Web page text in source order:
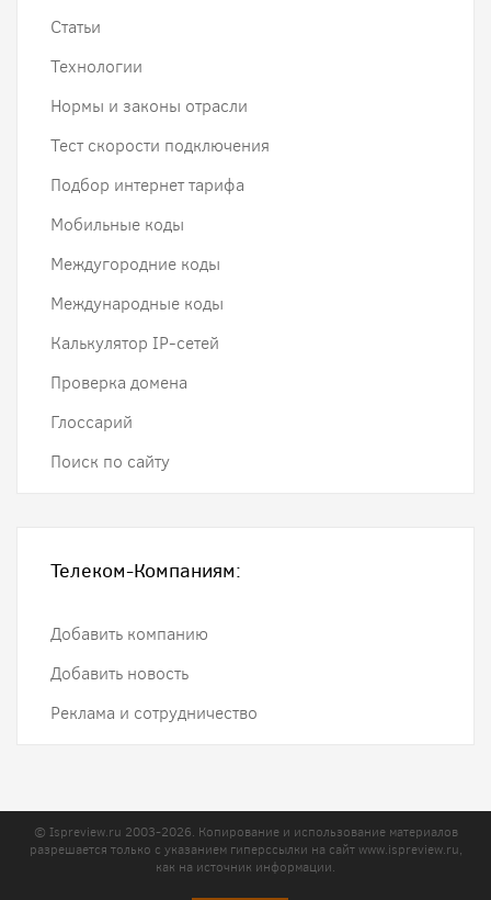
Статьи
Технологии
Нормы и законы отрасли
Тест скорости подключения
Подбор интернет тарифа
Мобильные коды
Междугородние коды
Международные коды
Калькулятор IP-сетей
Проверка домена
Глоссарий
Поиск по сайту
Телеком-Компаниям:
Добавить компанию
Добавить новость
Реклама и сотрудничество
© Ispreview.ru 2003-2026. Копирование и использование материалов
разрешается только с указанием гиперссылки на сайтwww.ispreview.ru,
как на источник информации.